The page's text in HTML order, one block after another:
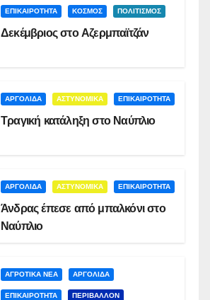
ΕΠΙΚΑΙΡΟΤΗΤΑ ΚΟΣΜΟΣ ΠΟΛΙΤΙΣΜΟΣ
Δεκέμβριος στο Αζερμπαϊτζάν
ΑΡΓΟΛΙΔΑ ΑΣΤΥΝΟΜΙΚΑ ΕΠΙΚΑΙΡΟΤΗΤΑ
Τραγική κατάληξη στο Ναύπλιο
ΑΡΓΟΛΙΔΑ ΑΣΤΥΝΟΜΙΚΑ ΕΠΙΚΑΙΡΟΤΗΤΑ
Άνδρας έπεσε από μπαλκόνι στο
Ναύπλιο
ΑΓΡΟΤΙΚΑ ΝΕΑ ΑΡΓΟΛΙΔΑ
ΕΠΙΚΑΙΡΟΤΗΤΑ ΠΕΡΙΒΑΛΛΟΝ